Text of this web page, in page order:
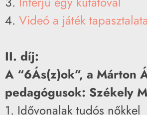
Videó a játék
II. díj:
A “6Ás(z)ok”, a Márton
pedagógusok: Székely
1. Idővonalak tudós nőkkel